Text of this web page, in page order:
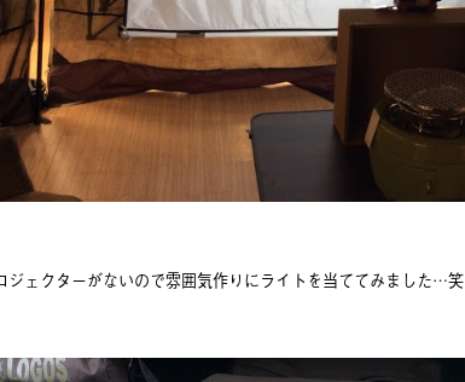
ェクターがないので雰囲気作りにライトを当ててみました…笑